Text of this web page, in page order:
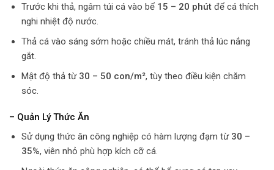
Trước khi thả, ngâm túi cá vào bể 15 – 20 phútđể cá thích
nghi nhiệt độ nước.
Thả cá vào sáng sớm hoặc chiều mát, tránh thả lúc nắng
gắt.
Mật độ thả từ 30 – 50 con/m², tùy theo điều kiện chăm
sóc.
– Quản Lý Thức Ăn
Sử dụng thức ăn công nghiệp có hàm lượng đạm từ 30 –
35%, viên nhỏ phù hợp kích cỡ cá.